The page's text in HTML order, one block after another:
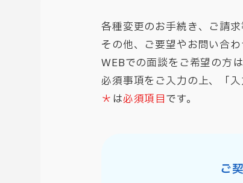
各種変更のお手続き、ご請
その他、ご要望やお問い合わ
WEBでの面談をご希望の方
必須事項をご入力の上、「
＊ は必須項目です。
ご